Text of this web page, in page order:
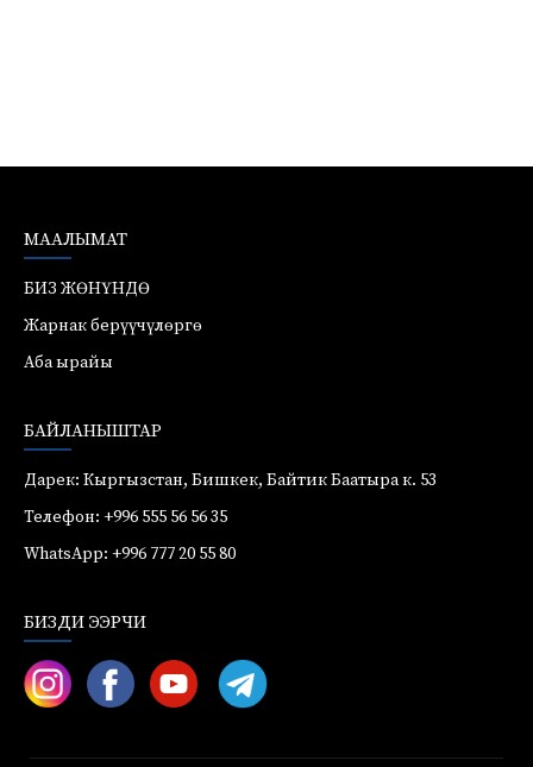
МААЛЫМАТ
БИЗ ЖӨНҮНДӨ
Жарнак берүүчүлөргө
Аба ырайы
БАЙЛАНЫШТАР
Дарек: Кыргызстан, Бишкек, Байтик Баатыра к. 53
Телефон: +996 555 56 56 35
WhatsApp: +996 777 20 55 80
БИЗДИ ЭЭРЧИ